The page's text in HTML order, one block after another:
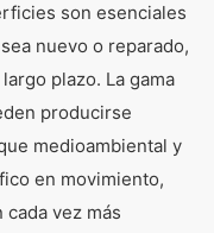
son esenciales
nuevo o reparado,
plazo. La gama
producirse
medioambiental y
en movimiento,
vez más